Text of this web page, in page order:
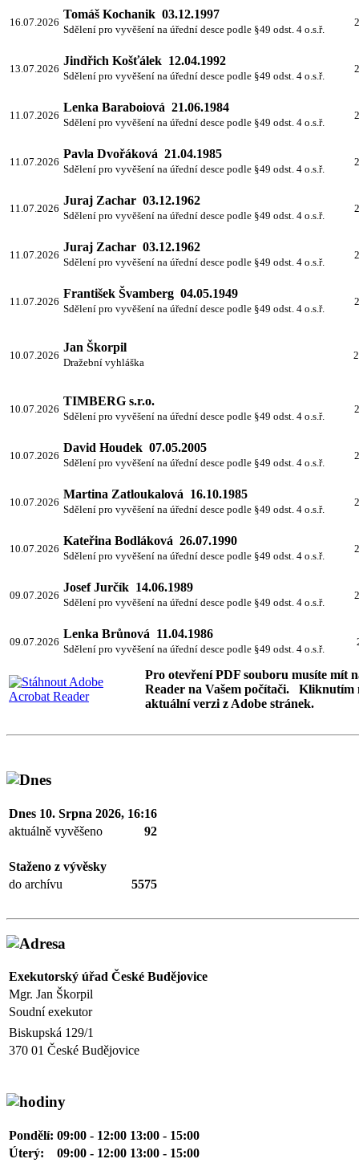
16.07.2026
Tomáš Kochanik 03.12.1997
Sdělení pro vyvěšení na úřední desce podle §49 odst. 4 o.s.ř.
13.07.2026
Jindřich Košťálek 12.04.1992
Sdělení pro vyvěšení na úřední desce podle §49 odst. 4 o.s.ř.
11.07.2026
Lenka Baraboiová 21.06.1984
Sdělení pro vyvěšení na úřední desce podle §49 odst. 4 o.s.ř.
11.07.2026
Pavla Dvořáková 21.04.1985
Sdělení pro vyvěšení na úřední desce podle §49 odst. 4 o.s.ř.
11.07.2026
Juraj Zachar 03.12.1962
Sdělení pro vyvěšení na úřední desce podle §49 odst. 4 o.s.ř.
11.07.2026
Juraj Zachar 03.12.1962
Sdělení pro vyvěšení na úřední desce podle §49 odst. 4 o.s.ř.
11.07.2026
František Švamberg 04.05.1949
Sdělení pro vyvěšení na úřední desce podle §49 odst. 4 o.s.ř.
10.07.2026
Jan Škorpil
Dražební vyhláška
10.07.2026
TIMBERG s.r.o.
Sdělení pro vyvěšení na úřední desce podle §49 odst. 4 o.s.ř.
10.07.2026
David Houdek 07.05.2005
Sdělení pro vyvěšení na úřední desce podle §49 odst. 4 o.s.ř.
10.07.2026
Martina Zatloukalová 16.10.1985
Sdělení pro vyvěšení na úřední desce podle §49 odst. 4 o.s.ř.
10.07.2026
Kateřina Bodláková 26.07.1990
Sdělení pro vyvěšení na úřední desce podle §49 odst. 4 o.s.ř.
09.07.2026
Josef Jurčík 14.06.1989
Sdělení pro vyvěšení na úřední desce podle §49 odst. 4 o.s.ř.
09.07.2026
Lenka Brůnová 11.04.1986
Sdělení pro vyvěšení na úřední desce podle §49 odst. 4 o.s.ř.
Pro otevření PDF souboru musíte mít
Reader na Vašem počítači. Kliknutím
aktuální verzi z Adobe stránek.
Dnes 10. Srpna 2026, 16:16
aktuálně vyvěšeno
92
Staženo z vývěsky
do archívu
5575
Exekutorský úřad České Budějovice
Mgr. Jan Škorpil
Soudní exekutor
Biskupská 129/1
370 01 České Budějovice
Pondělí: 09:00 - 12:00 13:00 - 15:00
Úterý:
09:00 - 12:00 13:00 - 15:00